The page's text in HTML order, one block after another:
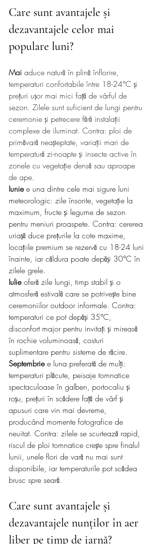
Care sunt avantajele și
dezavantajele celor mai
populare luni?
Mai aduce natură în plină înflorire,
temperaturi confortabile între 18-24°C și
prețuri ușor mai mici față de vârful de
sezon. Zilele sunt suficient de lungi pentru
ceremonie și petrecere fără instalații
complexe de iluminat. Contra: ploi de
primăvară neașteptate, variații mari de
temperatură zi-noapte și insecte active în
zonele cu vegetație densă sau aproape
de ape.
Iunie e una dintre cele mai sigure luni
meteorologic: zile însorite, vegetație la
maximum, fructe și legume de sezon
pentru meniuri proaspete. Contra: cererea
uriașă duce prețurile la cote maxime,
locațiile premium se rezervă cu 18-24 luni
înainte, iar căldura poate depăși 30°C în
zilele grele.
Iulie oferă zile lungi, timp stabil și o
atmosferă estivală care se potrivește bine
ceremoniilor outdoor informale. Contra:
temperaturi ce pot depăși 35°C,
disconfort major pentru invitați și mireasă
în rochie voluminoasă, costuri
suplimentare pentru sisteme de răcire.
Septembrie e luna preferată de mulți:
temperaturi plăcute, peisaje tomnatice
spectaculoase în galben, portocaliu și
roșu, prețuri în scădere față de vârf și
apusuri care vin mai devreme,
producând momente fotografice de
neuitat. Contra: zilele se scurtează rapid,
riscul de ploi tomnatice crește spre finalul
lunii, unele flori de vară nu mai sunt
disponibile, iar temperaturile pot scădea
brusc spre seară.
Care sunt avantajele și
dezavantajele nunților în aer
liber pe timp de iarnă?